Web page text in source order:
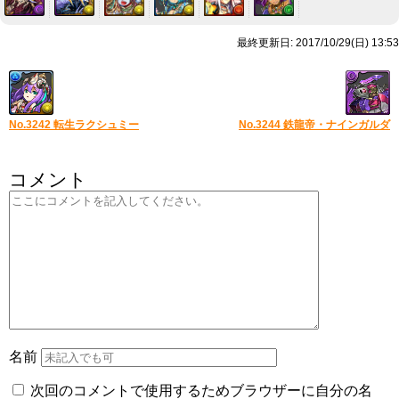
最終更新日: 2017/10/29(日) 13:53
No.3242 転生ラクシュミー No.3244 鉄龍帝・ナインガルダ
コメント
名前
次回のコメントで使用するためブラウザーに自分の名